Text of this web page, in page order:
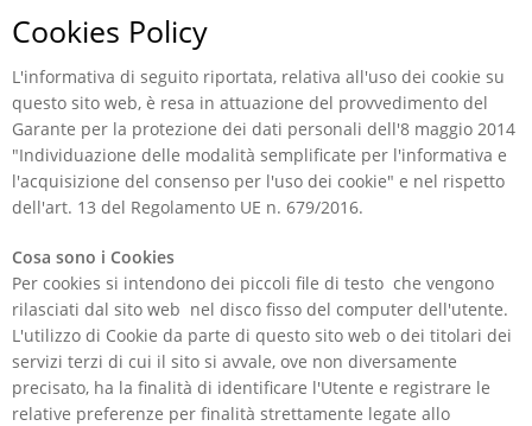
Cookies Policy
L'informativa di seguito riportata, relativa all'uso dei cookie su
questo sito web, è resa in attuazione del provvedimento del
Garante per la protezione dei dati personali dell'8 maggio 2014
"Individuazione delle modalità semplificate per l'informativa e
l'acquisizione del consenso per l'uso dei cookie" e nel rispetto
dell'art. 13 del Regolamento UE n. 679/2016.
Cosa sono i Cookies
Per cookies si intendono dei piccoli file di testo che vengono
rilasciati dal sito web nel disco fisso del computer dell'utente.
L'utilizzo di Cookie da parte di questo sito web o dei titolari dei
servizi terzi di cui il sito si avvale, ove non diversamente
precisato, ha la finalità di identificare l'Utente e registrare le
relative preferenze per finalità strettamente legate allo